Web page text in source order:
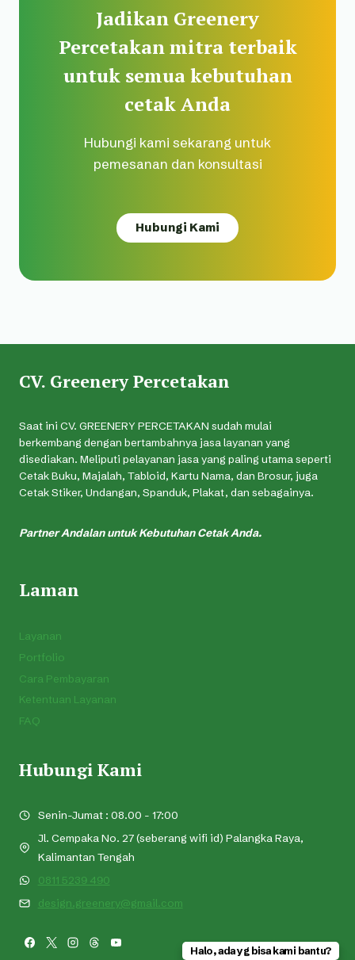
Jadikan Greenery
Percetakan mitra terbaik
untuk semua kebutuhan
cetak Anda
Hubungi kami sekarang untuk
pemesanan dan konsultasi
Hubungi Kami
CV. Greenery Percetakan
Saat ini CV. GREENERY PERCETAKAN sudah mulai
berkembang dengan bertambahnya jasa layanan yang
disediakan. Meliputi pelayanan jasa yang paling utama seperti
Cetak Buku, Majalah, Tabloid, Kartu Nama, dan Brosur, juga
Cetak Stiker, Undangan, Spanduk, Plakat, dan sebagainya.
Partner Andalan untuk Kebutuhan Cetak Anda.
Laman
Layanan
Portfolio
Cara Pembayaran
Ketentuan Layanan
FAQ
Hubungi Kami
Senin-Jumat : 08.00 - 17:00
Jl. Cempaka No. 27 (seberang wifi id) Palangka Raya,
Kalimantan Tengah
0811 5239 490
design.greenery@gmail.com
Halo, ada yg bisa kami bantu?